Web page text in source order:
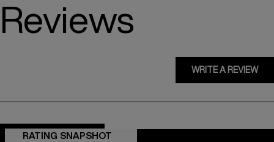
Reviews
WRITE A REVIEW
RATING SNAPSHOT